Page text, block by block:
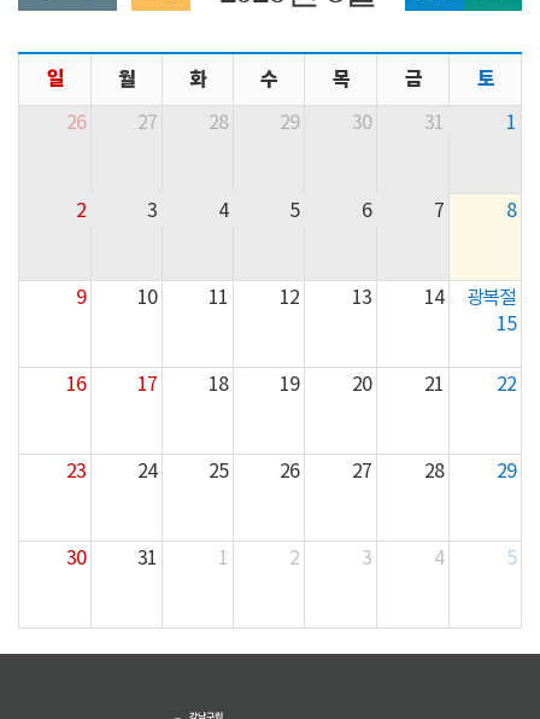
선
일 월 화 수 목 금 토
26 27 28 29 30 31 1
2 3 4 5 6 7 8
9 10 11 12 13 14
광복절
15
16 17 18 19 20 21 22
23 24 25 26 27 28 29
30 31 1 2 3 4 5